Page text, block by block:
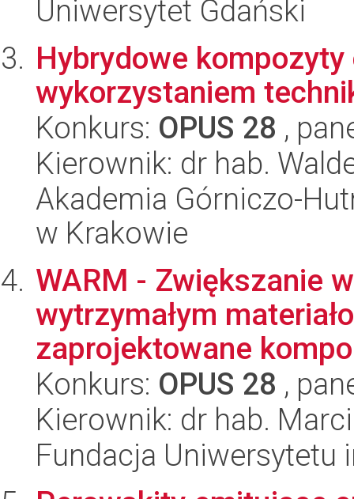
Uniwersytet Gdański
Hybrydowe
wykorzystaniem
Konkurs: OPUS 28 ,
Kierownik: dr hab.
Akademia Górniczo-
w Krakowie
WARM - Zwiększanie
wytrzymałym
zaprojektowane
Konkurs: OPUS 28 ,
Kierownik: dr hab.
Fundacja Uniwersytetu